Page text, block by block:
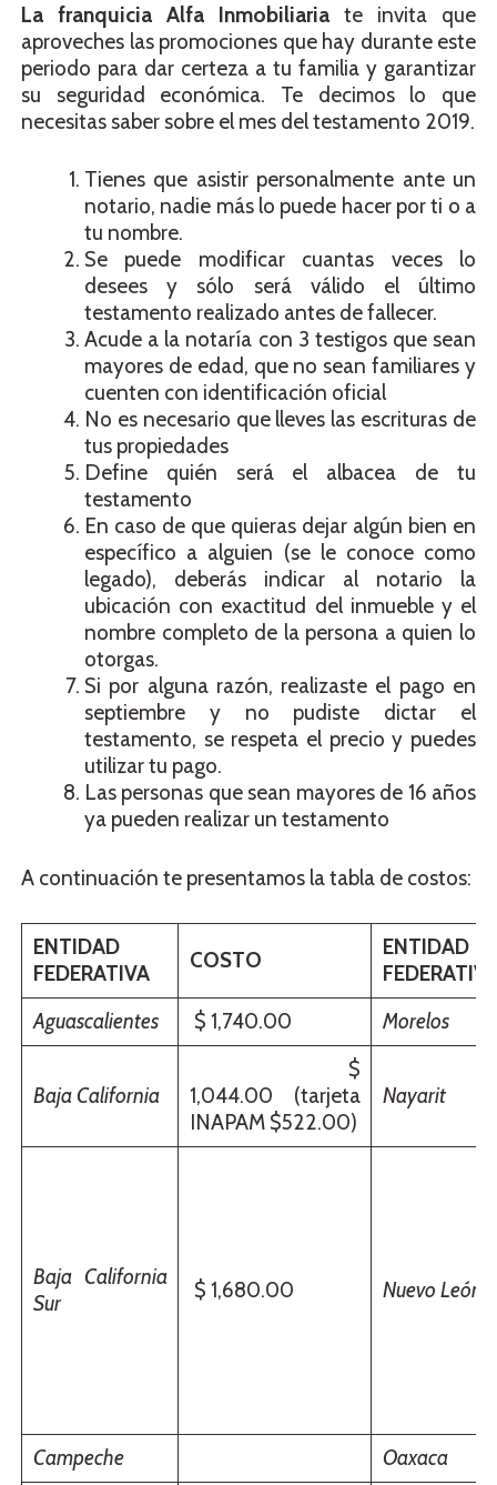
La franquicia Alfa Inmobiliaria te invita que
aproveches las promociones que hay durante este
periodo para dar certeza a tu familia y garantizar
su seguridad económica. Te decimos lo que
necesitas saber sobre el mes del testamento 2019.
Tienes que asistir personalmente ante un
notario, nadie más lo puede hacer por ti o a
tu nombre.
Se puede modificar cuantas veces lo
desees y sólo será válido el último
testamento realizado antes de fallecer.
Acude a la notaría con 3 testigos que sean
mayores de edad, que no sean familiares y
cuenten con identificación oficial
No es necesario que lleves las escrituras de
tus propiedades
Define quién será el albacea de tu
testamento
En caso de que quieras dejar algún bien en
específico a alguien (se le conoce como
legado), deberás indicar al notario la
ubicación con exactitud del inmueble y el
nombre completo de la persona a quien lo
otorgas.
Si por alguna razón, realizaste el pago en
septiembre y no pudiste dictar el
testamento, se respeta el precio y puedes
utilizar tu pago.
Las personas que sean mayores de 16 años
ya pueden realizar un testamento
A continuación te presentamos la tabla de costos:
ENTIDAD
FEDERATIVA
COSTO
ENTIDAD
Aguascalientes
$ 1,740.00 Morelos
Baja California
$
1,044.00 (tarjeta
INAPAM $522.00)
Nayarit
Baja California
Sur
$ 1,680.00 Nuevo León
Campeche Oaxaca